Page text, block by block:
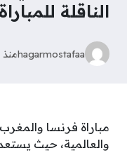
الناقلة للمباراة
hagarmostafaa
مباراة فرنسا
والعالمية، حيث